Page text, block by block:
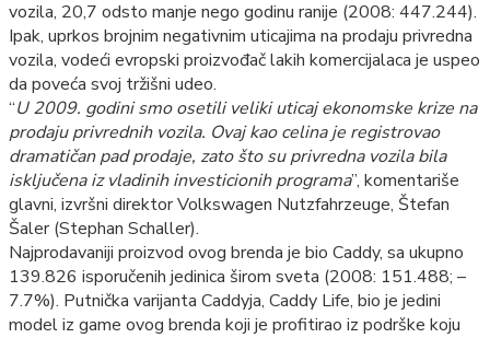
vozila, 20,7 odsto manje nego godinu ranije (2008: 447.244).
Ipak, uprkos brojnim negativnim uticajima na prodaju privredna
vozila, vodeći evropski proizvođač lakih komercijalaca je uspeo
da poveća svoj tržišni udeo.
“U 2009. godini smo osetili veliki uticaj ekonomske krize na
prodaju privrednih vozila. Ovaj kao celina je registrovao
dramatičan pad prodaje, zato što su privredna vozila bila
isključena iz vladinih investicionih programa”, komentariše
glavni, izvršni direktor Volkswagen Nutzfahrzeuge, Štefan
Šaler (Stephan Schaller).
Najprodavaniji proizvod ovog brenda je bio Caddy, sa ukupno
139.826 isporučenih jedinica širom sveta (2008: 151.488; –
7.7%). Putnička varijanta Caddyja, Caddy Life, bio je jedini
model iz game ovog brenda koji je profitirao iz podrške koju